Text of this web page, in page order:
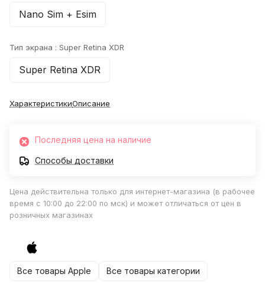
Nano Sim + Esim
Тип экрана : Super Retina XDR
Super Retina XDR
ХарактеристикиОписание
Последняя цена на наличие
Способы доставки
Цена действительна только для интернет-магазина (в рабочее
время с 10:00 до 22:00 по мск) и может отличаться от цен в
розничных магазинах
Все товары Apple Все товары категории